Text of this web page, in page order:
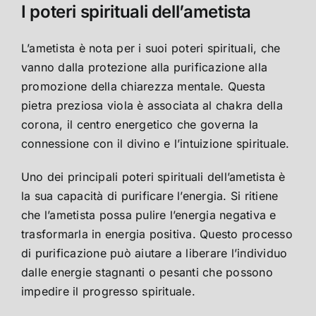
I poteri spirituali dell’ametista
L’ametista è nota per i suoi poteri spirituali, che
vanno dalla protezione alla purificazione alla
promozione della chiarezza mentale. Questa
pietra preziosa viola è associata al chakra della
corona, il centro energetico che governa la
connessione con il divino e l’intuizione spirituale.
Uno dei principali poteri spirituali dell’ametista è
la sua capacità di purificare l’energia. Si ritiene
che l’ametista possa pulire l’energia negativa e
trasformarla in energia positiva. Questo processo
di purificazione può aiutare a liberare l’individuo
dalle energie stagnanti o pesanti che possono
impedire il progresso spirituale.